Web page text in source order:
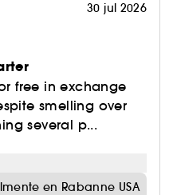
30 jul 2026
free in exchange
smelling over
several p...
en Rabanne USA